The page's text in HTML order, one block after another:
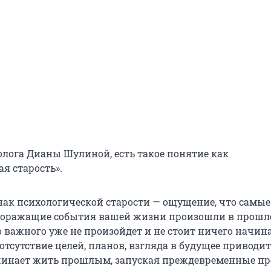
Дианы Шулиной, есть такое понятие как
старость».
психологической старости — ощущение, что
события вашей жизни произошли в
уже не произойдет и не стоит ничего
целей, планов, взгляда в будущее
жить прошлым, запуская преждевременные